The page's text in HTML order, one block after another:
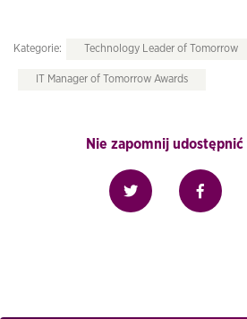
Kategorie: Technology Leader of Tomorrow
IT Manager of Tomorrow Awards
Nie zapomnij